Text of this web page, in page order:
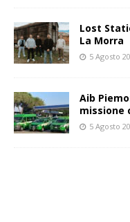
Lost
La Morra
5 Agosto
Aib
missione
5 Agosto